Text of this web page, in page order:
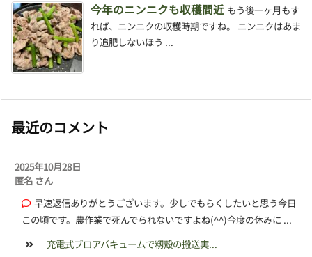
今年のニンニクも収穫間近 もう後一ヶ月もす
れば、ニンニクの収穫時期ですね。 ニンニクはあま
り追肥しないほう ...
最近のコメント
2025年10月28日
匿名 さん
早速返信ありがとうございます。少しでもらくしたいと思う今日
この頃です。農作業で死んでられないですよね(^^)今度の休みに ...
充電式ブロアバキュームで籾殻の搬送実...